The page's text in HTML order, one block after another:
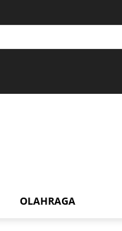
OLAHRAGA